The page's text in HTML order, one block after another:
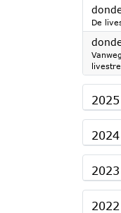
De
2025
2024
2023
2022